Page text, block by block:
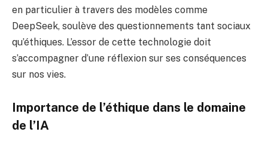
en particulier à travers des modèles comme
DeepSeek, soulève des questionnements tant sociaux
qu’éthiques. L’essor de cette technologie doit
s’accompagner d’une réflexion sur ses conséquences
sur nos vies.
Importance de l’éthique dans le domaine
de l’IA